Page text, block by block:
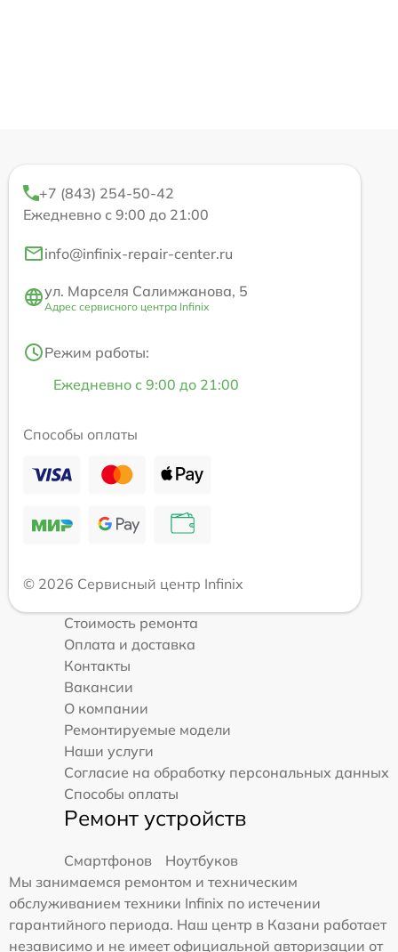
+7 (843) 254-50-42
Ежедневно с 9:00 до 21:00
info@infinix-repair-center.ru
ул. Марселя Салимжанова, 5
Адрес сервисного центра Infinix
Режим работы:
Ежедневно с 9:00 до 21:00
Способы оплаты
© 2026 Сервисный центр Infinix
Стоимость ремонта
Оплата и доставка
Контакты
Вакансии
О компании
Ремонтируемые модели
Наши услуги
Согласие на обработку персональных данных
Способы оплаты
Ремонт устройств
Смартфонов
Ноутбуков
Мы занимаемся ремонтом и техническим
обслуживанием техники Infinix по истечении
гарантийного периода. Наш центр в Казани работает
независимо и не имеет официальной авторизации от